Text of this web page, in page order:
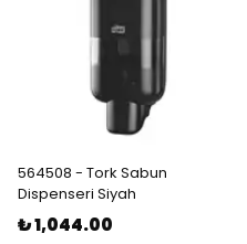
564508 - Tork Sabun
Dispenseri Siyah
₺ 1,044.00